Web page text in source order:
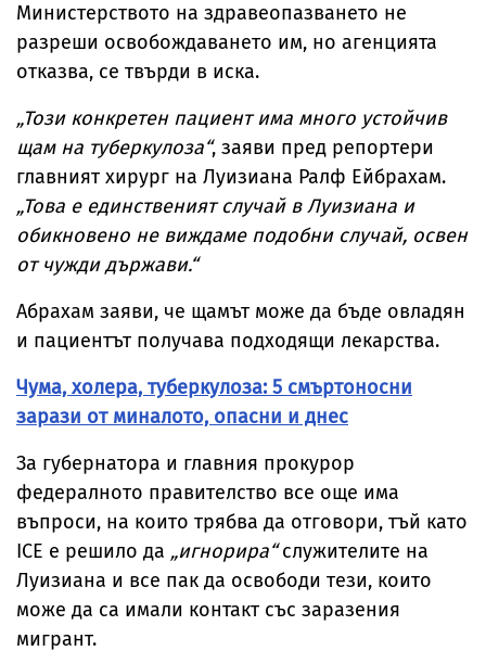
Министерството на здравеопазването не
разреши освобождаването им, но агенцията
отказва, се твърди в иска.
„Този конкретен пациент има много устойчив
щам на туберкулоза“, заяви пред репортери
главният хирург на Луизиана Ралф Ейбрахам.
„Това е единственият случай в Луизиана и
обикновено не виждаме подобни случай, освен
от чужди държави.“
Абрахам заяви, че щамът може да бъде овладян
и пациентът получава подходящи лекарства.
Чума, холера, туберкулоза: 5 смъртоносни
зарази от миналото, опасни и днес
За губернатора и главния прокурор
федералното правителство все още има
въпроси, на които трябва да отговори, тъй като
ICE е решило да „игнорира“служителите на
Луизиана и все пак да освободи тези, които
може да са имали контакт със заразения
мигрант.